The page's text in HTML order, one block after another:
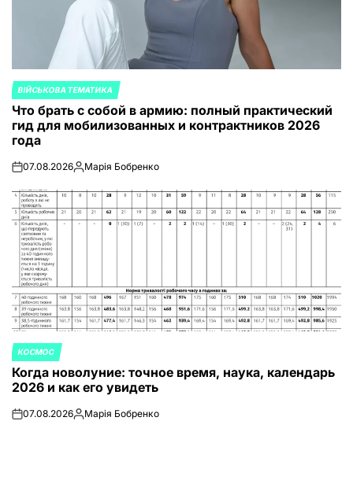
ОПУБЛИКОВАНО
В
ВІЙСЬКОВА ТЕМАТИКА
Что брать с собой в армию: полный практический
гид для мобилизованных и контрактников 2026
года
on07.08.2026Запись
Марія Бобренко
ОПУБЛИКОВАНО
В
КОСМОС
Когда новолуние: точное время, наука, календарь
2026 и как его увидеть
on07.08.2026Запись
Марія Бобренко